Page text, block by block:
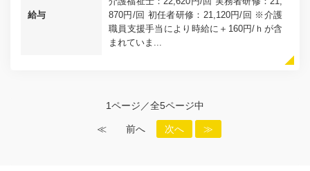
給与
870円/回 初任者研修：21,120円/回 ※介護
職員支援手当により時給に＋160円/ｈが含
まれていま...
1ページ／全5ページ中
≪ 前へ 次へ ≫